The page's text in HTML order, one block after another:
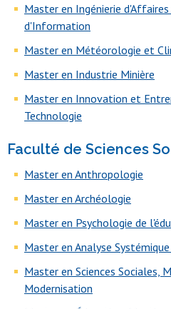
Master en Ingénierie
d'Information
Master en Météorologie et
Master en Industrie Minière
Master en Innovation et
Technologie
Faculté de Sciences
Master en Anthropologie
Master en Archéologie
Master en Psychologie de
Master en Analyse
Master en Sciences Sociales,
Modernisation